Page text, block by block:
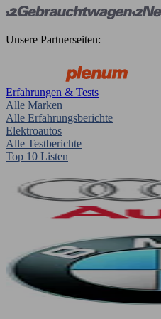
Unsere Partnerseiten:
Erfahrungen & Tests
Alle Marken
Alle Erfahrungsberichte
Elektroautos
Alle Testberichte
Top 10 Listen